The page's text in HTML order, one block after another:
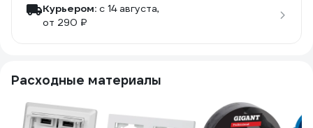
Курьером: c 14 августа,
от 290 ₽
Расходные материалы